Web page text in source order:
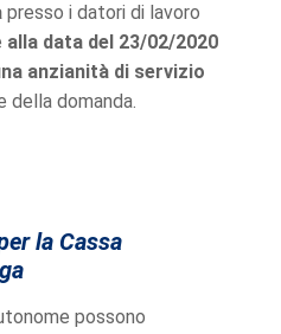
presso i datori di lavoro
alla data del 23/02/2020
anzianità di servizio
della domanda.
la Cassa
possono